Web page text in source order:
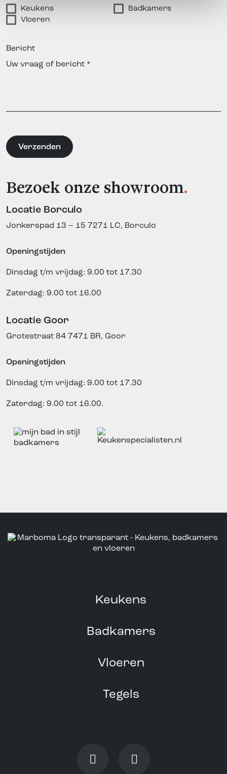
Keukens
Badkamers
Vloeren
Bericht
Bezoek onze showroom.
Locatie Borculo
Jonkerspad 13 – 15 7271 LC, Borculo
Openingstijden
Dinsdag t/m vrijdag: 9.00 tot 17.30
Zaterdag: 9.00 tot 16.00
Locatie Goor
Grotestraat 84 7471 BR, Goor
Openingstijden
Dinsdag t/m vrijdag: 9.00 tot 17.30
Zaterdag: 9.00 tot 16.00.
Keukens
Badkamers
Vloeren
Tegels